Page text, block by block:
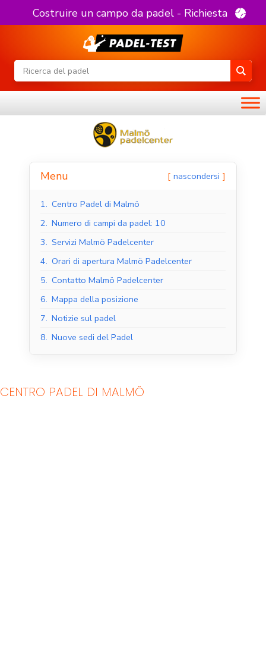
Costruire un campo da padel - Richiesta
Menu nascondersi
1. Centro Padel di Malmö
2. Numero di campi da padel: 10
3. Servizi Malmö Padelcenter
4. Orari di apertura Malmö Padelcenter
5. Contatto Malmö Padelcenter
6. Mappa della posizione
7. Notizie sul padel
8. Nuove sedi del Padel
CENTRO PADEL DI MALMÖ